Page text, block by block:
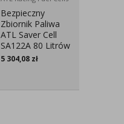
Bezpieczny
Zbiornik Paliwa
ATL Saver Cell
SA122A 80 Litrów
5 304,08 zł